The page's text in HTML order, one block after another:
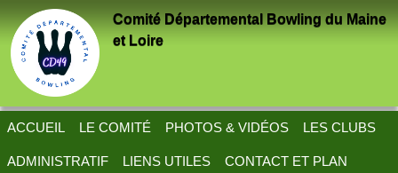
Comité Départemental Bowling du Maine
et Loire
ACCUEIL LE COMITÉ PHOTOS & VIDÉOS LES CLUBS
ADMINISTRATIF LIENS UTILES CONTACT ET PLAN
Panneau de gestion des cookies